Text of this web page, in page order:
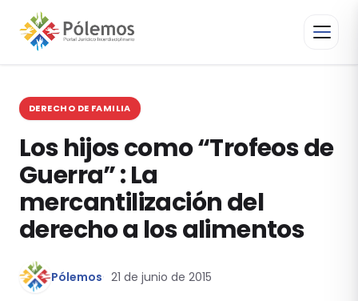
DERECHO DE FAMILIA
Los hijos como “Trofeos de
Guerra” : La
mercantilización del
derecho a los alimentos
Pólemos 21 de junio de 2015